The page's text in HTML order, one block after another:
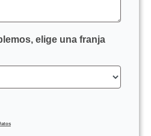
elige una franja